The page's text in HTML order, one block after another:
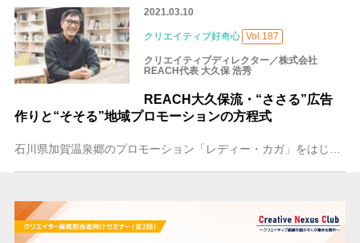
2021.03.10
クリエイティブ好奇心 Vol.187
クリエイティブディレクター／株式会社
REACH代表 大久保 浩秀
REACH大久保流・“ささる”広告
作りと“そそる”地域プロモーションの方程式